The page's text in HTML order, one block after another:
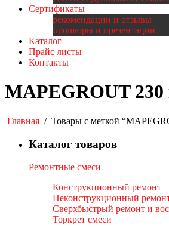
Сертификаты
рекомендации и отзывы
Брошюры и презентации
Каталог
Прайс листы
Контакты
MAPEGROUT 230
Главная / Товары с меткой
Каталог товаров
Ремонтные смеси
Конструкционный ремонт
Неконструкционный
Сверхбыстрый ремонт и
Торкрет смеси